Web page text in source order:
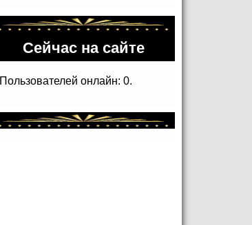
Сейчас на сайте
Пользователей онлайн: 0.